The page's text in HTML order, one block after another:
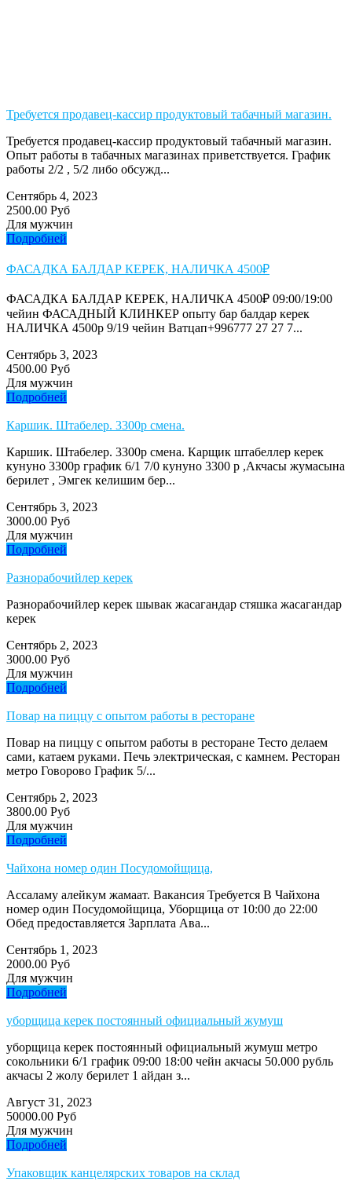
Требуется продавец-кассир продуктовый табачный магазин.
Требуется продавец-кассир продуктовый табачный магазин.
Опыт работы в табачных магазинах приветствуется. График
работы 2/2 , 5/2 либо обсужд...
Сентябрь 4, 2023
2500.00 Руб
Для мужчин
Подробней
ФАСАДКА БАЛДАР КЕРЕК, НАЛИЧКА 4500₽
ФАСАДКА БАЛДАР КЕРЕК, НАЛИЧКА 4500₽ 09:00/19:00
чейин ФАСАДНЫЙ КЛИНКЕР опыту бар балдар керек
НАЛИЧКА 4500р 9/19 чейин Ватцап+996777 27 27 7...
Сентябрь 3, 2023
4500.00 Руб
Для мужчин
Подробней
Каршик. Штабелер. 3300р смена.
Каршик. Штабелер. 3300р смена. Карщик штабеллер керек
кунуно 3300р график 6/1 7/0 кунуно 3300 р ,Акчасы жумасына
берилет , Эмгек келишим бер...
Сентябрь 3, 2023
3000.00 Руб
Для мужчин
Подробней
Разнорабочийлер керек
Разнорабочийлер керек шывак жасагандар стяшка жасагандар
керек
Сентябрь 2, 2023
3000.00 Руб
Для мужчин
Подробней
Повар на пиццу с опытом работы в ресторане
Повар на пиццу с опытом работы в ресторане Тесто делаем
сами, катаем руками. Печь электрическая, с камнем. Ресторан
метро Говорово График 5/...
Сентябрь 2, 2023
3800.00 Руб
Для мужчин
Подробней
Чайхона номер один Посудомойщица,
Ассаламу алейкум жамаат. Вакансия Требуется В Чайхона
номер один Посудомойщица, Уборщица от 10:00 до 22:00
Обед предоставляется Зарплата Ава...
Сентябрь 1, 2023
2000.00 Руб
Для мужчин
Подробней
уборщица керек постоянный официальный жумуш
уборщица керек постоянный официальный жумуш метро
сокольники 6/1 график 09:00 18:00 чейн акчасы 50.000 рубль
акчасы 2 жолу берилет 1 айдан з...
Август 31, 2023
50000.00 Руб
Для мужчин
Подробней
Упаковщик канцелярских товаров на склад